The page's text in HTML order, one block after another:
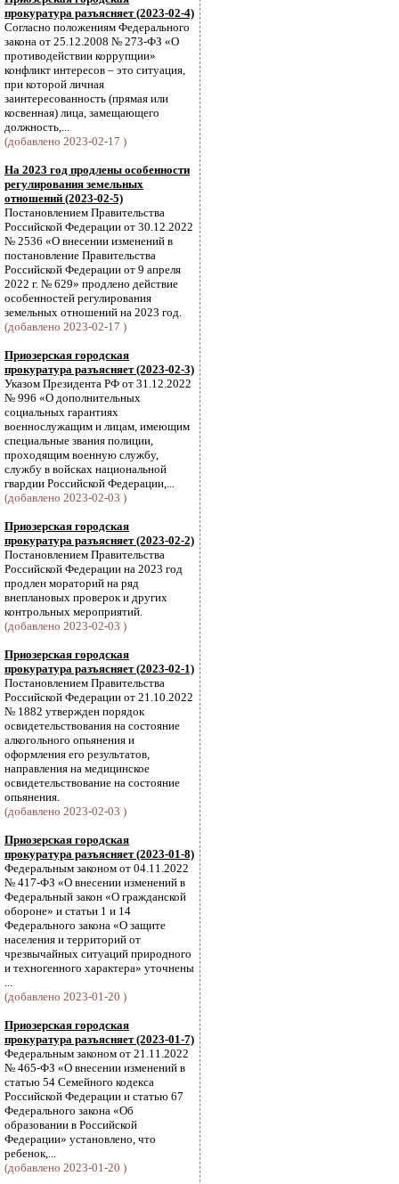
прокуратура разъясняет (2023-02-4)
Согласно положениям Федерального
закона от 25.12.2008 № 273-ФЗ «О
противодействии коррупции»
конфликт интересов – это ситуация,
при которой личная
заинтересованность (прямая или
косвенная) лица, замещающего
должность,...
(добавлено 2023-02-17 )
На 2023 год продлены особенности
регулирования земельных
отношений (2023-02-5)
Постановлением Правительства
Российской Федерации от 30.12.2022
№ 2536 «О внесении изменений в
постановление Правительства
Российской Федерации от 9 апреля
2022 г. № 629» продлено действие
особенностей регулирования
земельных отношений на 2023 год.
(добавлено 2023-02-17 )
Приозерская городская
прокуратура разъясняет (2023-02-3)
Указом Президента РФ от 31.12.2022
№ 996 «О дополнительных
социальных гарантиях
военнослужащим и лицам, имеющим
специальные звания полиции,
проходящим военную службу,
службу в войсках национальной
гвардии Российской Федерации,...
(добавлено 2023-02-03 )
Приозерская городская
прокуратура разъясняет (2023-02-2)
Постановлением Правительства
Российской Федерации на 2023 год
продлен мораторий на ряд
внеплановых проверок и других
контрольных мероприятий.
(добавлено 2023-02-03 )
Приозерская городская
прокуратура разъясняет (2023-02-1)
Постановлением Правительства
Российской Федерации от 21.10.2022
№ 1882 утвержден порядок
освидетельствования на состояние
алкогольного опьянения и
оформления его результатов,
направления на медицинское
освидетельствование на состояние
опьянения.
(добавлено 2023-02-03 )
Приозерская городская
прокуратура разъясняет (2023-01-8)
Федеральным законом от 04.11.2022
№ 417-ФЗ «О внесении изменений в
Федеральный закон «О гражданской
обороне» и статьи 1 и 14
Федерального закона «О защите
населения и территорий от
чрезвычайных ситуаций природного
и техногенного характера» уточнены
...
(добавлено 2023-01-20 )
Приозерская городская
прокуратура разъясняет (2023-01-7)
Федеральным законом от 21.11.2022
№ 465-ФЗ «О внесении изменений в
статью 54 Семейного кодекса
Российской Федерации и статью 67
Федерального закона «Об
образовании в Российской
Федерации» установлено, что
ребенок,...
(добавлено 2023-01-20 )